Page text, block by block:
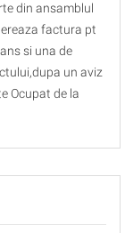
din ansamblul
factura pt
si una de
un aviz
Ocupat de la